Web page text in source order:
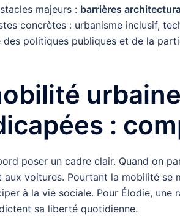
majeurs : barrières
concrètes : urbanisme inclusif,
des politiques publiques et de la
:
poser un cadre clair. Quand on
voitures. Pourtant la mobilité se
à la vie sociale. Pour Élodie,
sa liberté quotidienne.